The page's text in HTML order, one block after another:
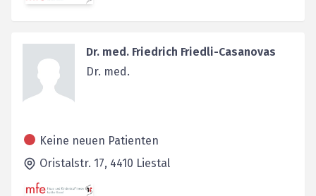
Dr. med. Friedrich Friedli-Casanovas
Dr. med.
Keine neuen Patienten
Oristalstr. 17, 4410 Liestal